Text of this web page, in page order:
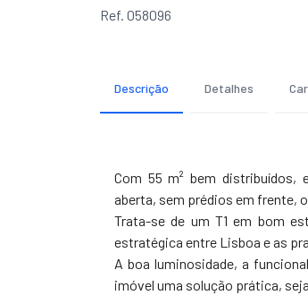
Ref. 058096
Descrição Detalhes
Com 55 m² bem distribuídos,
aberta, sem prédios em frente,
Trata-se de um T1 em bom
estratégica entre Lisboa e as
A boa luminosidade, a
imóvel uma solução prática,